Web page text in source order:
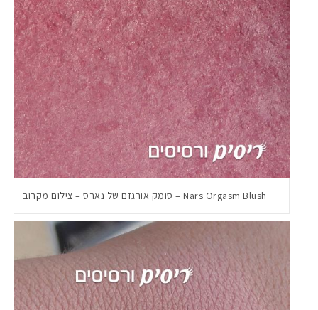
Nars Orgasm Blush – סומק אורגזם של נארס – צילום מקרוב